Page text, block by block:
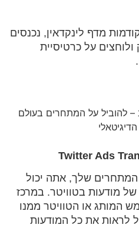
מדף לינקדאין, נכנסים
על כרטיסיית
המתחרים שלך, אתה יכול
מודעות בטוויטר. במרכז
המותג או הטוויטר ממנו
לראות את כל המודעות